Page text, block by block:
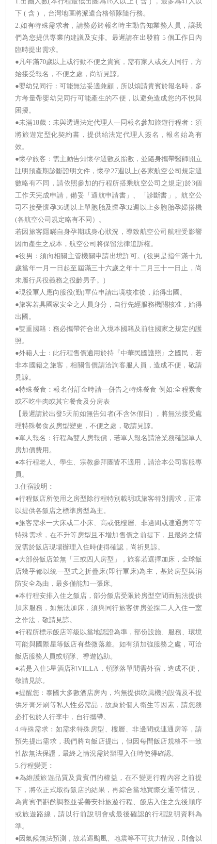
下 ( 含 ) ，台灣地區將派遣合格領隊隨行務。
2.如有特殊需求者，請務必於報名時主動告知業務人員，讓我
們為您提供專業的建議及安排。最遲請在出發前 5 個工作日內
臨時提出需求。
●凡年滿70歲以上或行動不便之貴賓，需有家人或友人同行，方
始接受報名，不便之處，尚祈見諒。
●嬰幼兒同行：可能無法妥適兼顧，所以煩請貴賓於報名時，多
方考量帶嬰幼兒同行可能產生的不便，以避免造成您的不悅與
困擾。
●未滿18歲：未與透過法定代理人一同報名參加旅遊行程者：須
將旅遊定型化契約書，提供給法定代理人簽名，報名始為有
效。
●懷孕旅客：需主動告知懷孕週數及胎數，並隨身攜帶醫師開立
註明預產期診斷證明文件，懷孕27週以上(各家航空公司規定週
數略有不同，請依照參加的行程所搭乘航空公司之規定)於3個
工作天完成申請，備妥「適航申請書」、「診斷書」。航空公
司不接受懷孕36週以上單胞胎及懷孕32週以上多胞胎孕婦搭機
(各航空公司規定略有不同）。
若因旅客隱瞞自身孕期或身心狀況，導致航空公司航程受影響
因而產生之成本，航空公司將保留法律追訴權。
●役男：須向相關主管機關申請出境許可。(役男是指年滿十九
歲當年一月一日起至屆滿三十六歲之年十二月三十一日止，尚
未履行兵役義務之役齡男子。)
●現役軍人應向服役(勤)單位申請出境核准後，始得出國。
●旅客若具國家安全之人員身分，自行先經服務機關核准，始得
出國。
●雙重國籍：務必攜帶符合出入境本國籍及前往國家之規定的護
照。
●外籍人士：此行程售價適用於持『中華民國護照』之國民，若
非本國籍之旅客，相關售價請洽詢客服人員，造成不便，敬請
見諒。
●特殊餐食：報名付訂金時請一併告之特殊餐食 例如:全程素食
或不吃牛肉或其它餐食及分房表
【最遲請於出發5天前如無告知者(不含休假日) ，將無法接受處
理特殊餐食及房型變更，不便之處，敬請見諒。
●單人報名：行程為雙人房報價，若單人報名請洽業務確認單人
房加價費用。
●本行程老人、學生、宗教參拜團皆不適用，請洽本公司客服專
員。
3.住宿說明：
●行程飯店所使用之房型除行程特別載明或旅客特別需求，正常
以提供各飯店之標準房型為主。
●旅客需求一大床或二小床、高或低樓層、非邊間或連通房等等
特殊需求，在不升等房型且不增加售價之前提下，且最終之情
況需於飯店現場辦理入住時使得確認，尚祈見諒。
●大部份飯店並無「三或四人房型」，旅客若選擇加床，全球飯
店幾乎都以統一型式之折疊床(即行軍床)為主，基於房型與消
防安全為由，最多僅能加一張床。
●本行程安排入住之飯店，部分飯店受限於房型空間而無法提供
加床服務，如無法加床，須與同行旅客併房並採二人入住一室
之作法，敬請見諒。
●行程所標示飯店等級以當地認證為準，部份設施、服務、環境
可能與國際星等飯店有些微落差。如有須加強服務之處，可洽
飯店服務人員或領隊、導遊協助。
●若是入住5星酒店和VILLA，領隊落單間需外宿，造成不便，
敬請見諒。
●提醒您：泰國大多數酒店房內，均無提供吹風機的設備及不提
供牙膏牙刷等私人性必需品，故薦於個人衛生等因素，請您務
必打包於人行李中，自行攜帶。
4.特殊需求：如需求特殊房型、樓層、非邊間或連通房等，請
預先提出需求，我們將向飯店提出，但因每間飯店規格不一致
性故無法保證，最終之情況需於辦理入住時使得確認。
5.行程變更：
●為維護旅遊品質及貴賓們的權益，在不變更行程內容之前提
下，將依正式取得飯店的結果，再綜合當地實際交通等情況，
為貴賓們斟酌調整並妥善安排旅遊行程、飯店入住之先後順序
或旅遊路線，請以行前說明會或最後確認的行程說明資料為
準。
●因氣候無法預測，故若遇颱風、地震等不可抗力情況，則會以